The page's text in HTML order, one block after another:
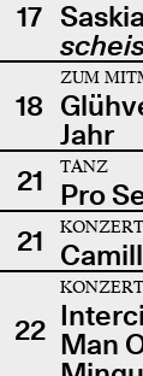
17
18
ZUM
Jahr
21
TANZ
Pro
21
KONZERT
22
KONZERT
Man